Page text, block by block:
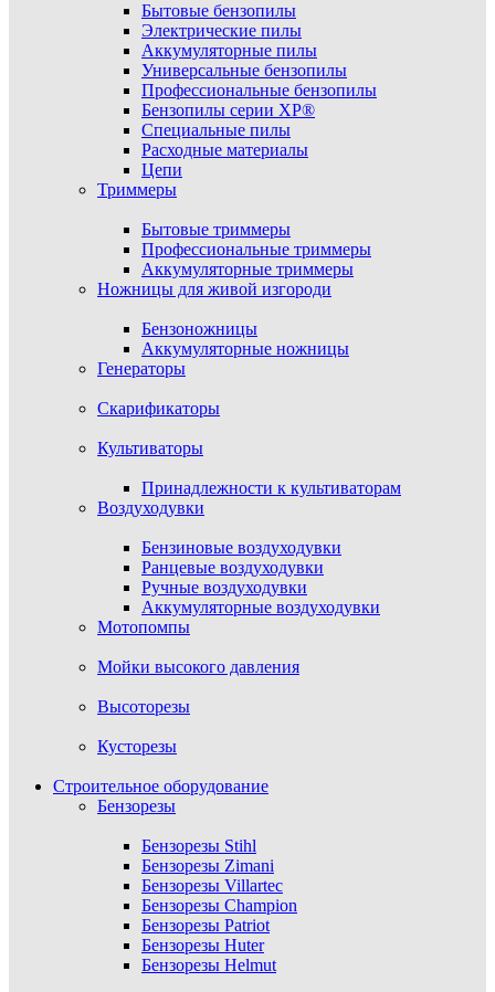
Бытовые бензопилы
Электрические пилы
Аккумуляторные пилы
Универсальные бензопилы
Профессиональные бензопилы
Бензопилы серии XP®
Специальные пилы
Расходные материалы
Цепи
Триммеры
Бытовые триммеры
Профессиональные триммеры
Аккумуляторные триммеры
Ножницы для живой изгороди
Бензоножницы
Аккумуляторные ножницы
Генераторы
Скарификаторы
Культиваторы
Принадлежности к культиваторам
Воздуходувки
Бензиновые воздуходувки
Ранцевые воздуходувки
Ручные воздуходувки
Аккумуляторные воздуходувки
Мотопомпы
Мойки высокого давления
Высоторезы
Кусторезы
Строительное оборудование
Бензорезы
Бензорезы Stihl
Бензорезы Zimani
Бензорезы Villartec
Бензорезы Champion
Бензорезы Patriot
Бензорезы Huter
Бензорезы Helmut